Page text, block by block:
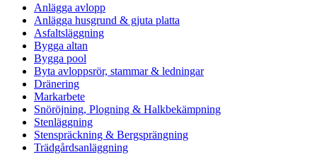
Anlägga avlopp
Anlägga husgrund & gjuta platta
Asfaltsläggning
Bygga altan
Bygga pool
Byta avloppsrör, stammar & ledningar
Dränering
Markarbete
Snöröjning, Plogning & Halkbekämpning
Stenläggning
Stenspräckning & Bergsprängning
Trädgårdsanläggning